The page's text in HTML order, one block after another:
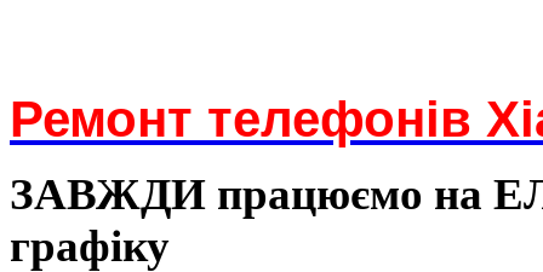
Ремонт телефонів
ЗАВЖДИ працюємо на
графіку